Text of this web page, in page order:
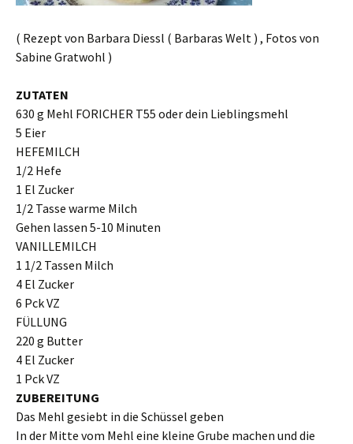
( Rezept von Barbara Diessl ( Barbaras Welt ) , Fotos von
Sabine Gratwohl )
ZUTATEN
630 g Mehl FORICHER T55 oder dein Lieblingsmehl
5 Eier
HEFEMILCH
1/2 Hefe
1 El Zucker
1/2 Tasse warme Milch
Gehen lassen 5-10 Minuten
VANILLEMILCH
1 1/2 Tassen Milch
4 El Zucker
6 Pck VZ
FÜLLUNG
220 g Butter
4 El Zucker
1 Pck VZ
ZUBEREITUNG
Das Mehl gesiebt in die Schüssel geben
In der Mitte vom Mehl eine kleine Grube machen und die